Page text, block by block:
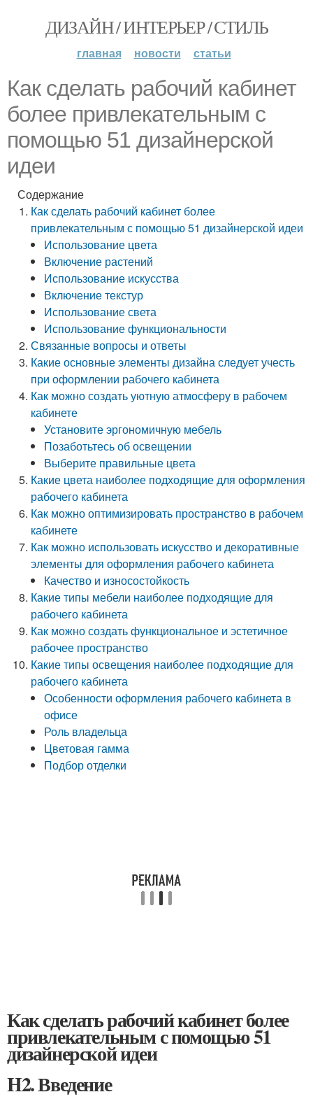
ДИЗАЙН / ИНТЕРЬЕР / СТИЛЬ
главная новости статьи
Как сделать рабочий кабинет
более привлекательным с
помощью 51 дизайнерской
идеи
Содержание
Как сделать рабочий кабинет более
привлекательным с помощью 51 дизайнерской идеи
Использование цвета
Включение растений
Использование искусства
Включение текстур
Использование света
Использование функциональности
Связанные вопросы и ответы
Какие основные элементы дизайна следует учесть
при оформлении рабочего кабинета
Как можно создать уютную атмосферу в рабочем
кабинете
Установите эргономичную мебель
Позаботьтесь об освещении
Выберите правильные цвета
Какие цвета наиболее подходящие для оформления
рабочего кабинета
Как можно оптимизировать пространство в рабочем
кабинете
Как можно использовать искусство и декоративные
элементы для оформления рабочего кабинета
Качество и износостойкость
Какие типы мебели наиболее подходящие для
рабочего кабинета
Как можно создать функциональное и эстетичное
рабочее пространство
Какие типы освещения наиболее подходящие для
рабочего кабинета
Особенности оформления рабочего кабинета в
офисе
Роль владельца
Цветовая гамма
Подбор отделки
Как сделать рабочий кабинет более
привлекательным с помощью 51
дизайнерской идеи
H2. Введение